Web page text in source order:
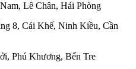
Lê Chân, Hải Phòng
8, Cái Khế, Ninh Kiều, Cần
Phú Khương, Bến Tre